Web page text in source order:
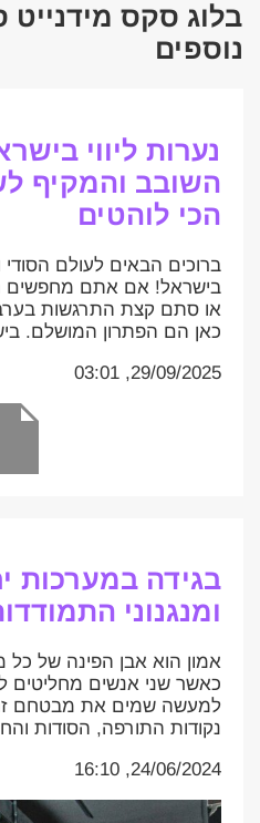
בלוג סקס
נוספים
נערות ליווי
השובב והמקיף
הכי לוהטים
ברוכים הבאים לעולם הסודי
בישראל! אם אתם מחפשים
או סתם קצת התרגשות בערב
כאן הם הפתרון המושלם.
29/09/2025, 03:01
בגידה במערכות
ומנגנוני
אמון הוא אבן הפינה של
כאשר שני אנשים מחליטים
למעשה שמים את מבטחם
נקודות התורפה, הסודות
24/06/2024, 16:10